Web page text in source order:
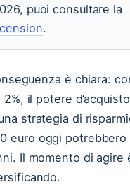
puoi consultare la
.
è chiara:
il potere d’acquisto
strategia di
euro oggi potrebbero
Il momento di agire